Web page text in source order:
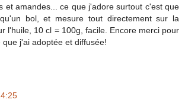
et amandes... ce que j'adore surtout c'est que
bol, et mesure tout directement sur la
l'huile, 10 cl = 100g, facile. Encore merci pour
que j'ai adoptée et diffusée!